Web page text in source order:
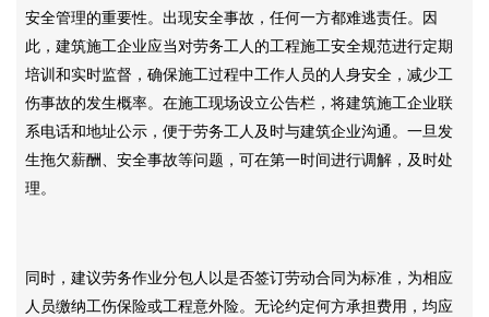
安全管理的重要性。出现安全事故，任何一方都难逃责任。因
此，建筑施工企业应当对劳务工人的工程施工安全规范进行定期
培训和实时监督，确保施工过程中工作人员的人身安全，减少工
伤事故的发生概率。在施工现场设立公告栏，将建筑施工企业联
系电话和地址公示，便于劳务工人及时与建筑企业沟通。一旦发
生拖欠薪酬、安全事故等问题，可在第一时间进行调解，及时处
理。
同时，建议劳务作业分包人以是否签订劳动合同为标准，为相应
人员缴纳工伤保险或工程意外险。无论约定何方承担费用，均应